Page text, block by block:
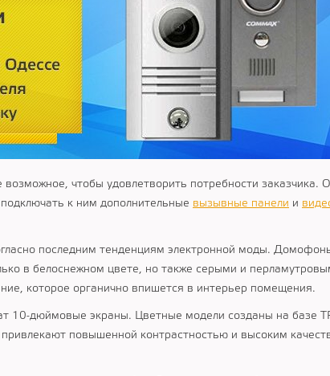
возможное, чтобы удовлетворить потребности заказчика.
к ним дополнительные вызывные панели и
последним тенденциям электронной моды.
в белоснежном цвете, но также серыми и
которое органично впишется в интерьер помещения.
10-дюймовые экраны. Цветные модели созданы на базе
повышенной контрастностью и высоким